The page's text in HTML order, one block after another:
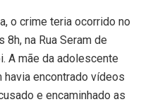
o crime teria ocorrido no
na Rua Seram de
A mãe da adolescente
havia encontrado vídeos
e encaminhado as